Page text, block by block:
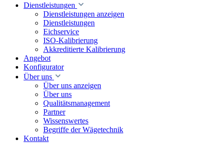
Dienstleistungen
Dienstleistungen anzeigen
Dienstleistungen
Eichservice
ISO-Kalibrierung
Akkreditierte Kalibrierung
Angebot
Konfigurator
Über uns
Über uns anzeigen
Über uns
Qualitätsmanagement
Partner
Wissenswertes
Begriffe der Wägetechnik
Kontakt